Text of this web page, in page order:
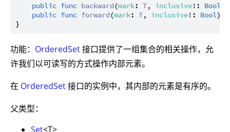
public func backward(mark: T, inclusive!: Bool
public func forward(mark: T, inclusive!: Bool):
功能： OrderedSet接口提供了一组集合的相关操作，允
许我们以可读写的方式操作内部元素。
在 OrderedSet接口的实例中，其内部的元素是有序的。
父类型：
Set<T>